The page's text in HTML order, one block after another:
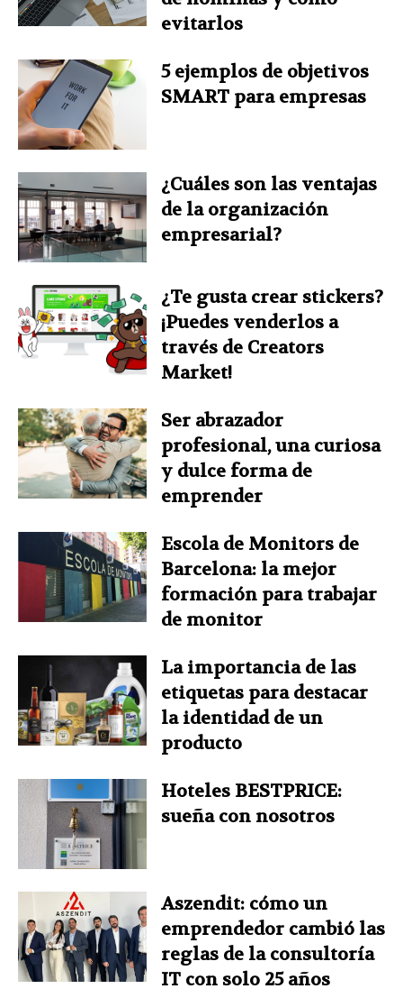
evitarlos
5 ejemplos de objetivos
SMART para empresas
¿Cuáles son las ventajas
de la organización
empresarial?
¿Te gusta crear stickers?
¡Puedes venderlos a
través de Creators
Market!
Ser abrazador
profesional, una curiosa
y dulce forma de
emprender
Escola de Monitors de
Barcelona: la mejor
formación para trabajar
de monitor
La importancia de las
etiquetas para destacar
la identidad de un
producto
Hoteles BESTPRICE:
sueña con nosotros
Aszendit: cómo un
emprendedor cambió las
reglas de la consultoría
IT con solo 25 años